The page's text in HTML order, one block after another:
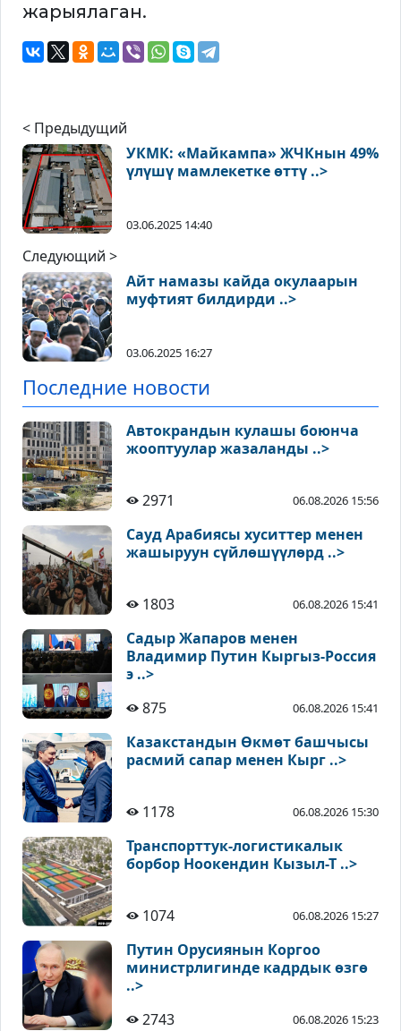
жарыялаган.
< Предыдущий
УКМК: «Майкампа» ЖЧКнын 49%
үлүшү мамлекетке өттү ..>
03.06.2025 14:40
Следующий >
Айт намазы кайда окулаарын
муфтият билдирди ..>
03.06.2025 16:27
Последние новости
Автокрандын кулашы боюнча
жооптуулар жазаланды ..>
2971 06.08.2026 15:56
Сауд Арабиясы хуситтер менен
жашыруун сүйлөшүүлөрд ..>
1803 06.08.2026 15:41
Садыр Жапаров менен
Владимир Путин Кыргыз-Россия
э ..>
875
06.08.2026 15:41
Казакстандын Өкмөт башчысы
расмий сапар менен Кырг ..>
1178 06.08.2026 15:30
Транспорттук-логистикалык
борбор Ноокендин Кызыл-Т ..>
1074 06.08.2026 15:27
Путин Орусиянын Коргоо
министрлигинде кадрдык өзгө
..>
2743
06.08.2026 15:23